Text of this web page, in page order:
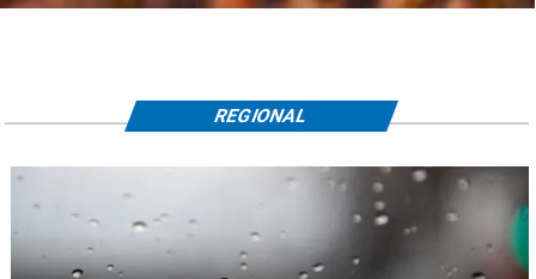
REGIONAL